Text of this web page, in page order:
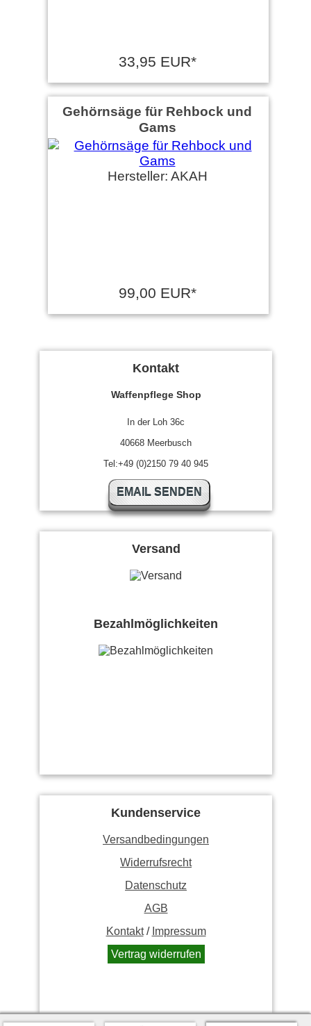
33,95 EUR*
Gehörnsäge für Rehbock und
Gams
Hersteller: AKAH
99,00 EUR*
Kontakt
Waffenpflege Shop
In der Loh 36c
40668 Meerbusch
Tel:+49 (0)2150 79 40 945
EMAIL SENDEN
Versand
Bezahlmöglichkeiten
Kundenservice
Versandbedingungen
Widerrufsrecht
Datenschutz
AGB
Kontakt/ Impressum
Vertrag widerrufen